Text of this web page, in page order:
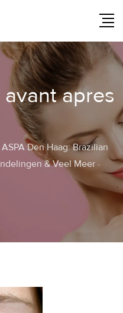
apres
Den Haag: Brazilian
& Veel Meer -